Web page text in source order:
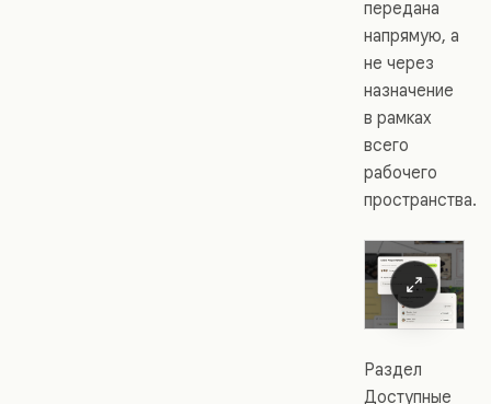
передана
напрямую, а
не через
назначение
в рамках
всего
рабочего
пространства.
Раздел
Доступные